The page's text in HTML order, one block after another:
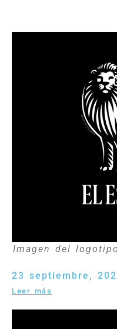
Imagen del
23 septiembre,
Leer más